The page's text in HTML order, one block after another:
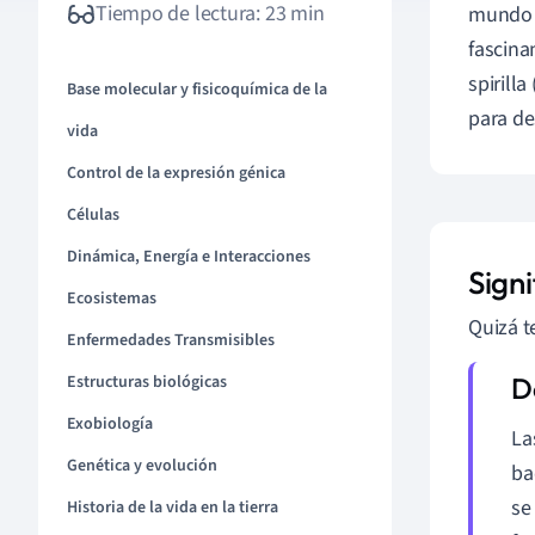
Tiempo de lectura: 23 min
Base molecular y fisicoquímica de la
vida
Control de la expresión génica
Células
Dinámica, Energía e Interacciones
Ecosistemas
Enfermedades Transmisibles
Estructuras biológicas
Exobiología
Genética y evolución
Historia de la vida en la tierra
spirilla
para
Quizá